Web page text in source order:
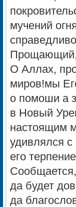
мучений
O Аллах,
миров!мы
о помоши а
в Новый
настоящим
удивлялся
его
да будет
да